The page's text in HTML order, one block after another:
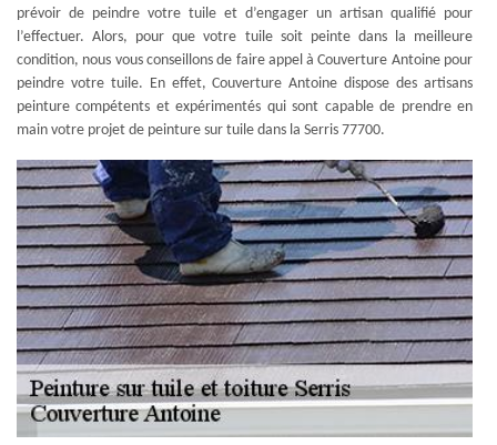
prévoir de peindre votre tuile et d’engager un artisan qualifié pour
l’effectuer. Alors, pour que votre tuile soit peinte dans la meilleure
condition, nous vous conseillons de faire appel à Couverture Antoine pour
peindre votre tuile. En effet, Couverture Antoine dispose des artisans
peinture compétents et expérimentés qui sont capable de prendre en
main votre projet de peinture sur tuile dans la Serris 77700.